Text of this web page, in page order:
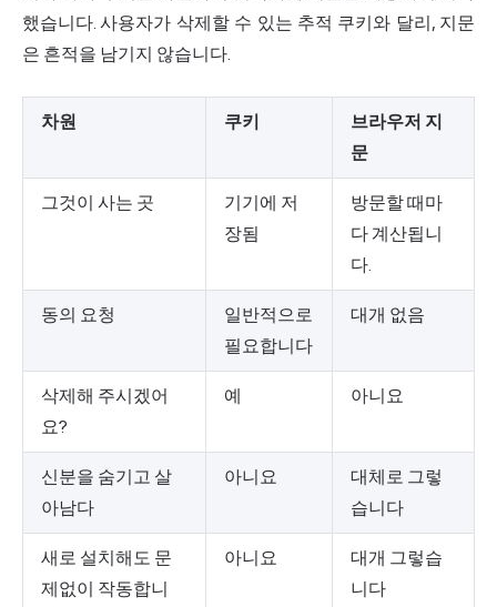
했습니다. 사용자가 삭제할 수 있는 추적 쿠키와 달리, 지문
은 흔적을 남기지 않습니다.
차원 쿠키
브라우저 지
문
그것이 사는 곳
기기에 저
장됨
방문할 때마
다 계산됩니
다.
동의 요청
일반적으로
필요합니다
대개 없음
삭제해 주시겠어
요?
예 아니요
신분을 숨기고 살
아남다
아니요
대체로 그렇
습니다
새로 설치해도 문
제없이 작동합니
아니요
대개 그렇습
니다